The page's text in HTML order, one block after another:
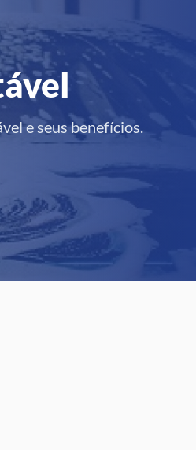
e seus benefícios.